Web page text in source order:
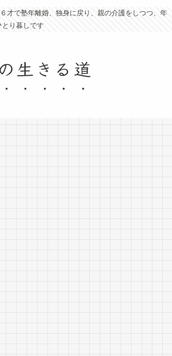
才で塾年離婚、独身に戻り、親の介護をしつつ、年
とり暮しです
生きる道